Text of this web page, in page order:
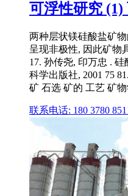
可浮性研究 (1)
两种层状镁硅酸盐矿
呈现非极性, 因此矿物
17. 孙传尧, 印万忠 .
科学出版社, 2001 75
矿 石选 矿的 工艺 矿
联系电话: 180 3780